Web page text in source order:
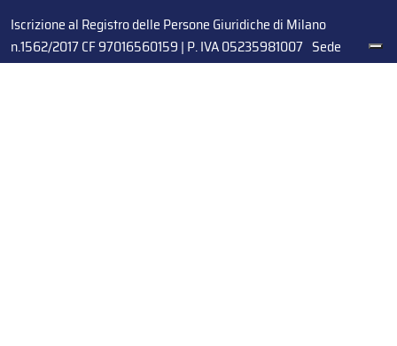
Iscrizione al Registro delle Persone Giuridiche di Milano
n.1562/2017 CF 97016560159 | P. IVA 05235981007 Sede
Legale: Via Piranesi 46 – 20137 – Milano